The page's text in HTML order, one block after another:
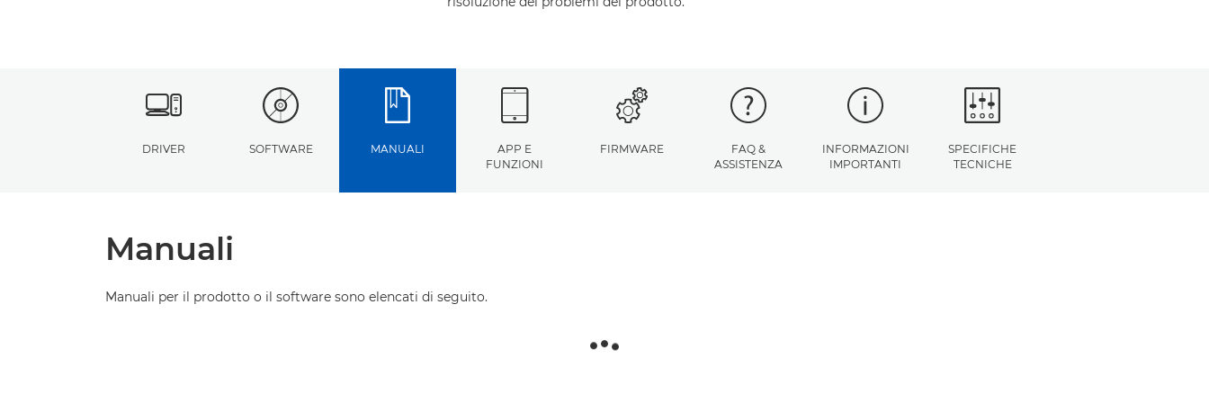
DRIVER SOFTWARE MANUALI
APP E
FUNZIONI
FIRMWARE
FAQ &
ASSISTENZA
INFORMAZIONI
IMPORTANTI
SPECIFICHE
TECNICHE
Manuali
Manuali per il prodotto o il software sono elencati di seguito.